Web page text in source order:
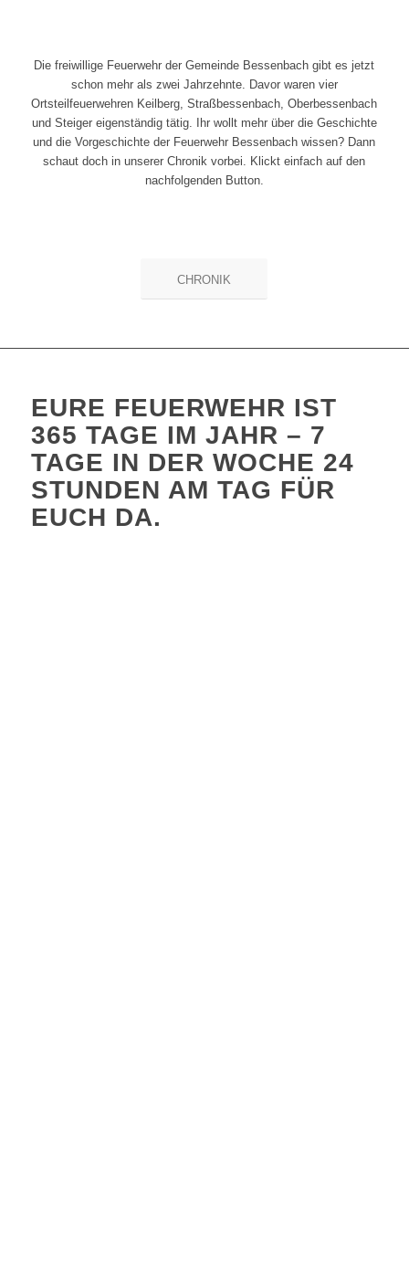
Die freiwillige Feuerwehr der Gemeinde Bessenbach gibt es jetzt
schon mehr als zwei Jahrzehnte. Davor waren vier
Ortsteilfeuerwehren Keilberg, Straßbessenbach, Oberbessenbach
und Steiger eigenständig tätig. Ihr wollt mehr über die Geschichte
und die Vorgeschichte der Feuerwehr Bessenbach wissen? Dann
schaut doch in unserer Chronik vorbei. Klickt einfach auf den
nachfolgenden Button.
CHRONIK
EURE FEUERWEHR IST
365 TAGE IM JAHR – 7
TAGE IN DER WOCHE 24
STUNDEN AM TAG FÜR
EUCH DA.